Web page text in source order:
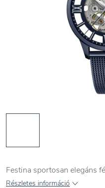
Festina sportosan elegáns
Részletes információ